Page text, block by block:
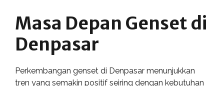
Masa Depan Genset di
Denpasar
Perkembangan genset di Denpasar menunjukkan
tren yang semakin positif seiring dengan kebutuhan